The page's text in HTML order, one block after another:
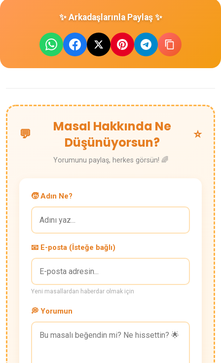
✨ Arkadaşlarınla Paylaş ✨
💬
Masal Hakkında Ne
Düşünüyorsun?
⭐
Yorumunu paylaş, herkes görsün! 🌈
🧒 Adın Ne?
📧 E-posta (İsteğe bağlı)
Yeni masallardan haberdar olmak için
💭 Yorumun